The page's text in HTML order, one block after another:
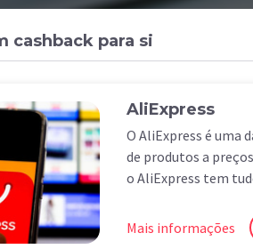
cashback para si
AliExpress
O AliExpress é uma
de produtos a
o AliExpress tem
Mais informações